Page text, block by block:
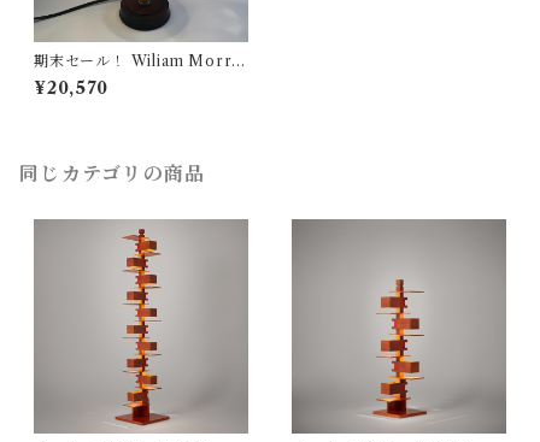
期末セール！ Wiliam Morris
（ウィリアム モリス） Willo
w Bough （ ウィローボー）
¥20,570
同じカテゴリの商品